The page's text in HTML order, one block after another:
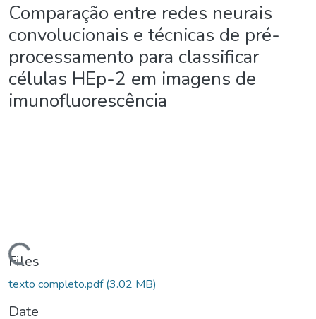
Comparação entre redes neurais
convolucionais e técnicas de pré-
processamento para classificar
células HEp-2 em imagens de
imunofluorescência
Files
texto completo.pdf(3.02 MB)
Date